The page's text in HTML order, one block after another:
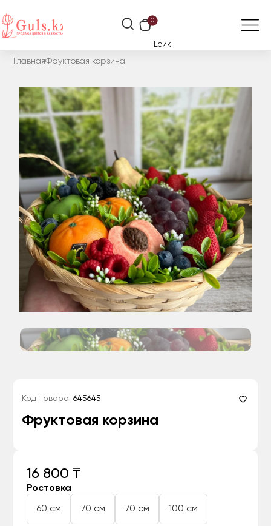
0
Есик
ГлавнаяФруктовая корзина
Код товара: 645645
Фруктовая корзина
16 800 ₸
Ростовка
60 см 70 см 70 см 100 см